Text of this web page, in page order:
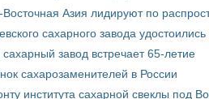
Азия лидируют по
сахарного завода удостоились
сахарный завод встречает 65-летие
сахарозаменителей в России
института сахарной свеклы под